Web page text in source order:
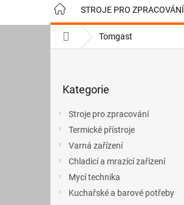
STROJE PRO ZPRACOVÁNÍ
Domů Tomgast
kategorie
Kategorie
Stroje pro zpracování
Termické přístroje
Varná zařízení
Chladicí a mrazící zařízení
Mycí technika
Kuchařské a barové potřeby